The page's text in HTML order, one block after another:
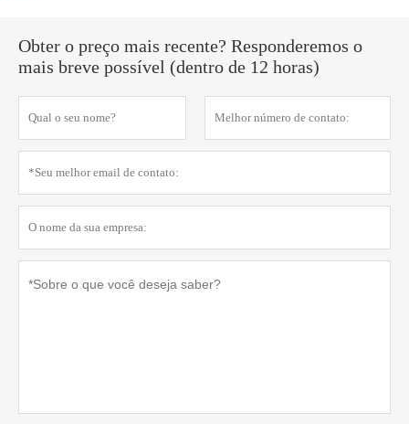
Obter o preço mais recente? Responderemos o
mais breve possível (dentro de 12 horas)